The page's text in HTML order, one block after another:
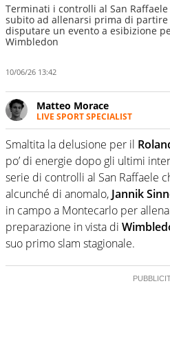
Terminati i controlli al San
subito ad allenarsi prima di
disputare un evento a esibizione
Wimbledon
10/06/26 13:42
Matteo Morace
LIVE SPORT SPECIALIST
La multimedialità quale
professionale. Ama
attenzione sul tempo reale:
sono opinioni ma fatti
Smaltita la delusione per il
po’ di energie dopo gli ultimi
serie di controlli al San Raffaele
alcunché di anomalo, Jannik
in campo a Montecarlo per
preparazione in vista di
suo primo slam stagionale.